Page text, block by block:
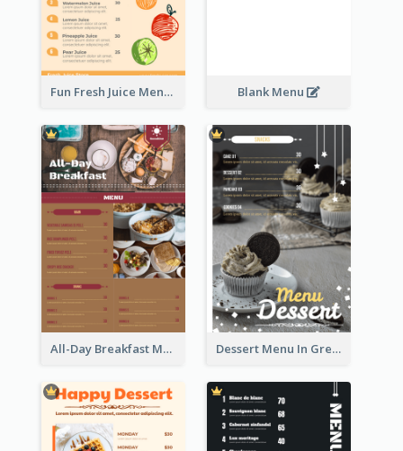
Fun Fresh Juice Menu With Graphics Of Fruit Blank Menu
All-Day Breakfast Menu In Brown And Red Dessert Menu In Grey Colour Tone